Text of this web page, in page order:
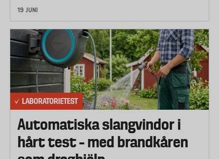
500 gram djupfryst köttfärs tinades upp med
mikrovågsugnens upptiningsfunktion. Om
automatisk upptiningsfunktion fanns, användes
denna. I annat fall användes den manuella
upptiningsfunktionen och tiden ställdes då in och
justerades till dess att bästa resultat uppnåddes.
Tiden för att tina upp köttfärsen från -20°C till en
medeltemperatur på 0°C noterades.
och medeltemperaturen mättes i 14 olika punkter
efter fem minuters vila. Ju mindre
temperaturskillnad mellan de olika mätpunkterna
19 JUNI
LABORATORIETEST
Automatiska slangvindor i
hårt test – med brandkåren